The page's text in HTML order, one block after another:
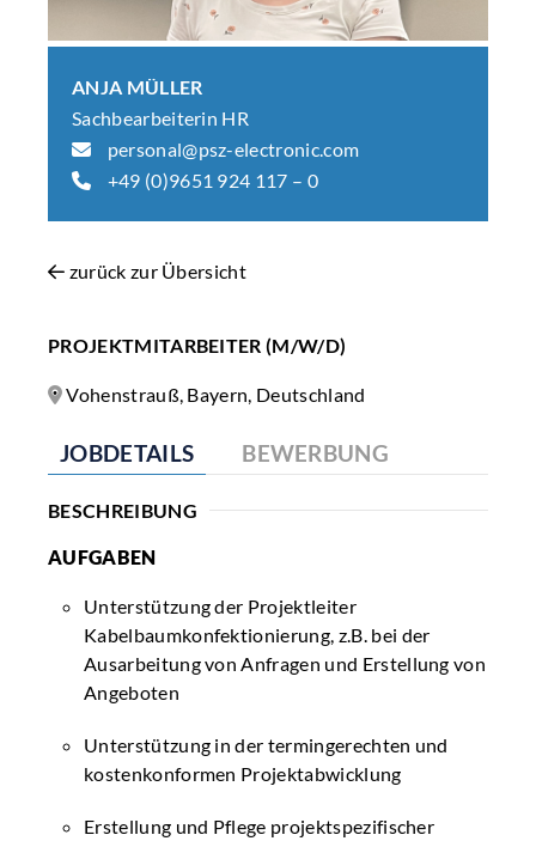
ANJA MÜLLER
Sachbearbeiterin HR
personal@psz-electronic.com
+49 (0)9651 924 117 – 0
zurück zur Übersicht
PROJEKTMITARBEITER (M/W/D)
Vohenstrauß, Bayern, Deutschland
JOBDETAILS BEWERBUNG
BESCHREIBUNG
AUFGABEN
Unterstützung der Projektleiter
Kabelbaumkonfektionierung, z.B. bei der
Ausarbeitung von Anfragen und Erstellung von
Angeboten
Unterstützung in der termingerechten und
kostenkonformen Projektabwicklung
Erstellung und Pflege projektspezifischer